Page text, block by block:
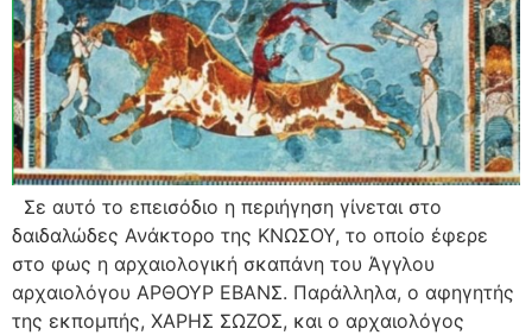
Σε αυτό το επεισόδιο η περιήγηση γίνεται στο
δαιδαλώδες Ανάκτορο της ΚΝΩΣΟΥ, το οποίο έφερε
στο φως η αρχαιολογική σκαπάνη του Άγγλου
αρχαιολόγου ΑΡΘΟΥΡ ΕΒΑΝΣ. Παράλληλα, ο αφηγητής
της εκπομπής, ΧΑΡΗΣ ΣΩΖΟΣ, και ο αρχαιολόγος